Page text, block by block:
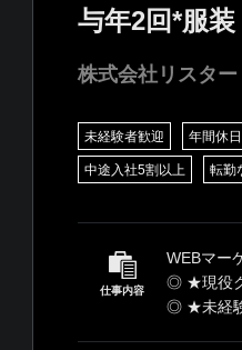
与年2回*服
株式会社リスタ
未経験者歓迎 年間休
中途入社5割以上 転勤
仕事内容
WEBマー
◎ ★現役ク
◎ ★未経験